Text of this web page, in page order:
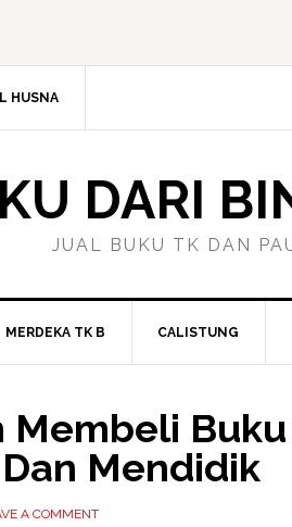
HUSNA
DARI
JUAL BUKU TK DAN
MERDEKA TK B CALISTUNG
Membeli Buku
Mendidik
A COMMENT